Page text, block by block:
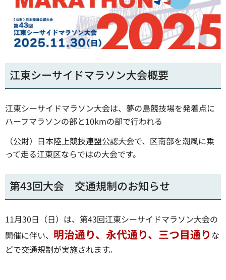
江東シーサイドマラソン大会概要
江東シーサイドマラソン大会は、夢の島競技場を発着点に
ハーフマラソンの部と10kmの部で行われる
（公財）日本陸上競技連盟公認大会で、区南部を潮風に乗
って走る江東区ならではの大会です。
第43回大会 交通規制のお知らせ
11月30日（日）は、第43回江東シーサイドマラソン大会の
開催に伴い、 明治通り、永代通り、三つ目通り な
どで交通規制が実施されます。